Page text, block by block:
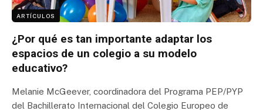
ARTÍCULOS
¿Por qué es tan importante adaptar los
espacios de un colegio a su modelo
educativo?
Melanie McGeever, coordinadora del Programa PEP/PYP
del Bachillerato Internacional del Colegio Europeo de